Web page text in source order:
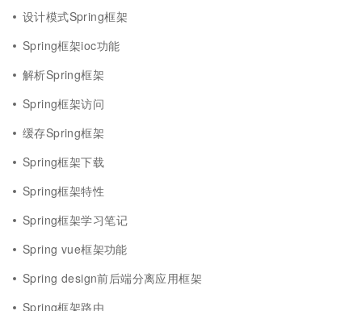
设计模式Spring框架
Spring框架ioc功能
解析Spring框架
Spring框架访问
缓存Spring框架
Spring框架下载
Spring框架特性
Spring框架学习笔记
Spring vue框架功能
Spring design前后端分离应用框架
Spring框架路由